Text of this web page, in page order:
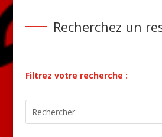
Recherchez un
Filtrez votre recherche :